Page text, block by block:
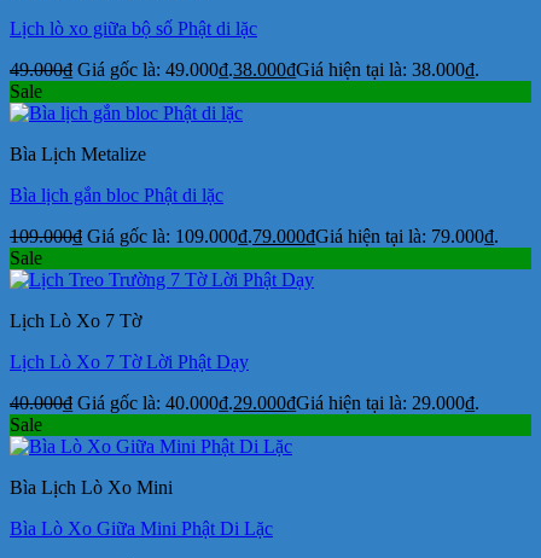
Lịch lò xo giữa bộ số Phật di lặc
49.000₫ Giá gốc là: 49.000₫.38.000₫Giá hiện tại là: 38.000₫.
Sale
Bìa Lịch Metalize
Bìa lịch gắn bloc Phật di lặc
109.000₫ Giá gốc là: 109.000₫.79.000₫Giá hiện tại là: 79.000₫.
Sale
Lịch Lò Xo 7 Tờ
Lịch Lò Xo 7 Tờ Lời Phật Dạy
40.000₫ Giá gốc là: 40.000₫.29.000₫Giá hiện tại là: 29.000₫.
Sale
Bìa Lịch Lò Xo Mini
Bìa Lò Xo Giữa Mini Phật Di Lặc